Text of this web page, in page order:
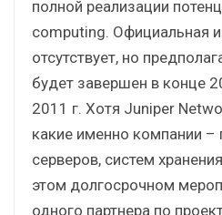
полной реализации
computing. Официальная
отсутствует, но
будет завершен в конце
2011 г. Хотя Juniper
какие именно компании –
серверов, систем
этом долгосрочном
одного партнера по